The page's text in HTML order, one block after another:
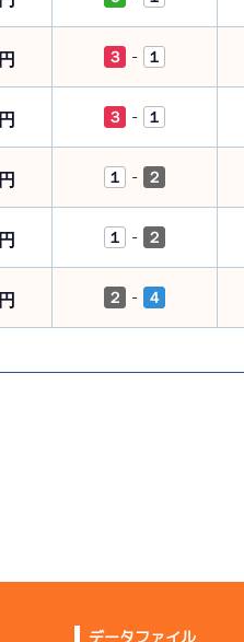
円 ３ - １
円 ３ - １
円 １ - ２
円 １ - ２
円 ２ - ４
データファイル